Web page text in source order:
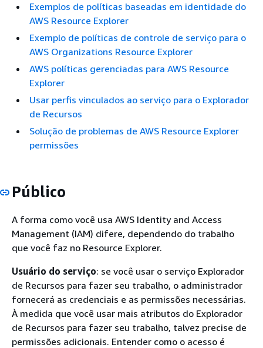
Exemplos de políticas baseadas em identidade do
AWS Resource Explorer
Exemplo de políticas de controle de serviço para o
AWS Organizations Resource Explorer
AWS políticas gerenciadas para AWS Resource
Explorer
Usar perfis vinculados ao serviço para o Explorador
de Recursos
Solução de problemas de AWS Resource Explorer
permissões
Público
A forma como você usa AWS Identity and Access
Management (IAM) difere, dependendo do trabalho
que você faz no Resource Explorer.
Usuário do serviço: se você usar o serviço Explorador
de Recursos para fazer seu trabalho, o administrador
fornecerá as credenciais e as permissões necessárias.
À medida que você usar mais atributos do Explorador
de Recursos para fazer seu trabalho, talvez precise de
permissões adicionais. Entender como o acesso é